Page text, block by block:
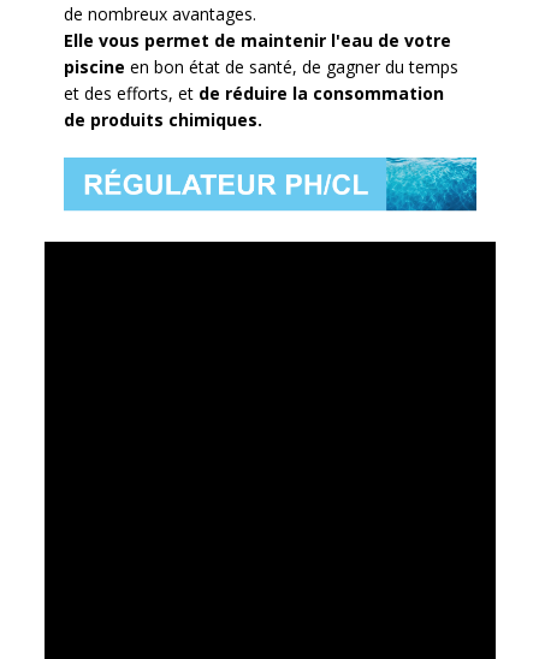
de nombreux avantages.
Elle vous permet de maintenir l'eau de votre
piscine en bon état de santé, de gagner du temps
et des efforts, et de réduire la consommation
de produits chimiques.